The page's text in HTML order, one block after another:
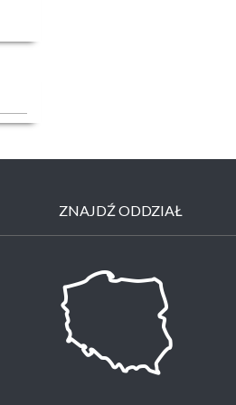
ZNAJDŹ ODDZIAŁ